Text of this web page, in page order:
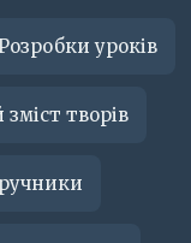
уроків
творів